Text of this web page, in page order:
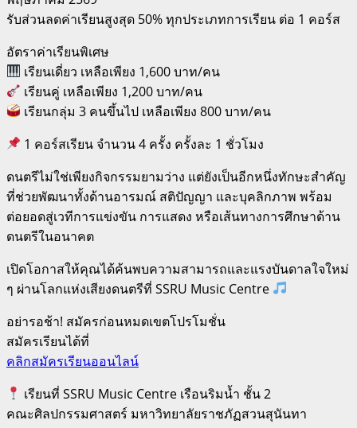
รับส่วนลดค่าเรียนสูงสุด 50% ทุกประเภทการเรียน ต่อ 1 คอร์ส
อัตราค่าเรียนพิเศษ
เรียนเดี่ยว เหลือเพียง 1,600 บาท/คน
เรียนคู่ เหลือเพียง 1,200 บาท/คน
เรียนกลุ่ม 3 คนขึ้นไป เหลือเพียง 800 บาท/คน
1 คอร์สเรียน จำนวน 4 ครั้ง ครั้งละ 1 ชั่วโมง
ดนตรีไม่ใช่เพียงกิจกรรมยามว่าง แต่ยังเป็นอีกหนึ่งทักษะสำคัญ
ที่ช่วยพัฒนาทั้งด้านอารมณ์ สติปัญญา และบุคลิกภาพ พร้อม
ต่อยอดสู่เวทีการแข่งขัน การแสดง หรือเส้นทางการศึกษาด้าน
ดนตรีในอนาคต
เปิดโอกาสให้คุณได้ค้นพบความสามารถและแรงบันดาลใจใหม่
ๆ ผ่านโลกแห่งเสียงดนตรีที่ SSRU Music Centre
อย่ารอช้า! สมัครก่อนหมดเขตโปรโมชั่น
สมัครเรียนได้ที่
คลิกสมัครเรียนออนไลน์
เรียนที่ SSRU Music Centre เรือนริมน้ำ ชั้น 2
คณะศิลปกรรมศาสตร์ มหาวิทยาลัยราชภัฏสวนสุนันทา